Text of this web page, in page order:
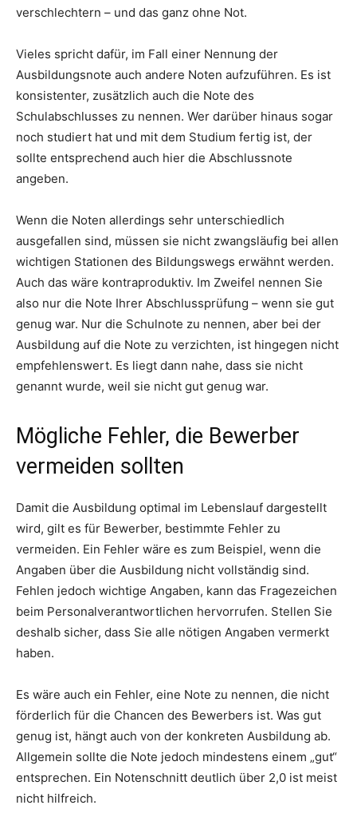
verschlechtern – und das ganz ohne Not.
Vieles spricht dafür, im Fall einer Nennung der
Ausbildungsnote auch andere Noten aufzuführen. Es ist
konsistenter, zusätzlich auch die Note des
Schulabschlusses zu nennen. Wer darüber hinaus sogar
noch studiert hat und mit dem Studium fertig ist, der
sollte entsprechend auch hier die Abschlussnote
angeben.
Wenn die Noten allerdings sehr unterschiedlich
ausgefallen sind, müssen sie nicht zwangsläufig bei allen
wichtigen Stationen des Bildungswegs erwähnt werden.
Auch das wäre kontraproduktiv. Im Zweifel nennen Sie
also nur die Note Ihrer Abschlussprüfung – wenn sie gut
genug war. Nur die Schulnote zu nennen, aber bei der
Ausbildung auf die Note zu verzichten, ist hingegen nicht
empfehlenswert. Es liegt dann nahe, dass sie nicht
genannt wurde, weil sie nicht gut genug war.
Mögliche Fehler, die Bewerber
vermeiden sollten
Damit die Ausbildung optimal im Lebenslauf dargestellt
wird, gilt es für Bewerber, bestimmte Fehler zu
vermeiden. Ein Fehler wäre es zum Beispiel, wenn die
Angaben über die Ausbildung nicht vollständig sind.
Fehlen jedoch wichtige Angaben, kann das Fragezeichen
beim Personalverantwortlichen hervorrufen. Stellen Sie
deshalb sicher, dass Sie alle nötigen Angaben vermerkt
haben.
Es wäre auch ein Fehler, eine Note zu nennen, die nicht
förderlich für die Chancen des Bewerbers ist. Was gut
genug ist, hängt auch von der konkreten Ausbildung ab.
Allgemein sollte die Note jedoch mindestens einem „gut“
entsprechen. Ein Notenschnitt deutlich über 2,0 ist meist
nicht hilfreich.